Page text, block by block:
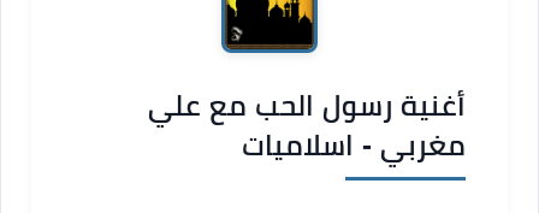
أغنية رسول الحب مع علي
مغربي - اسلاميات